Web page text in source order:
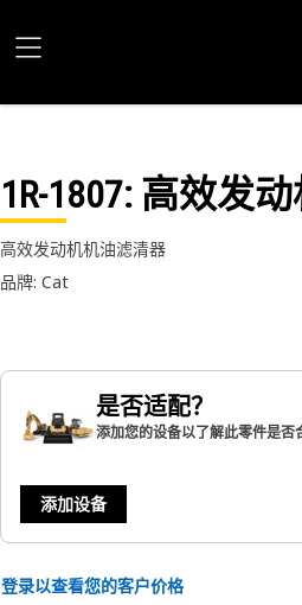
1R-1807: 高效发
高效发动机机油滤清器
品牌: Cat
是否适配？
添加您的设备以了解此零件是否
添加设备
登录以查看您的客户价格